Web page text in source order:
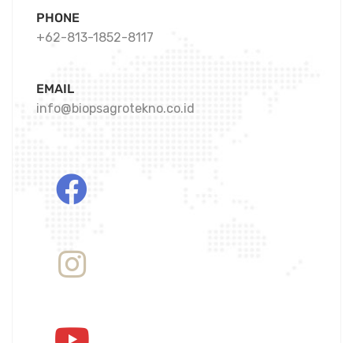
PHONE
+62-813-1852-8117
EMAIL
info@biopsagrotekno.co.id